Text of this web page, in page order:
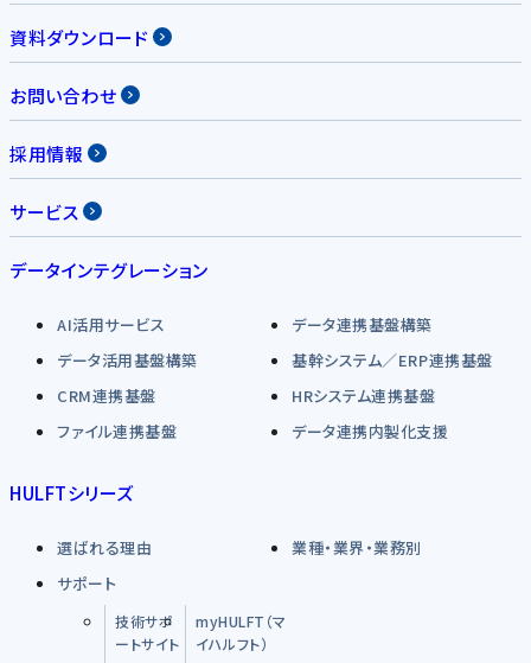
資料ダウンロード
お問い合わせ
採用情報
サービス
データインテグレーション
AI活用サービス
データ連携基盤構築
データ活用基盤構築
基幹システム／ERP連携基盤
CRM連携基盤
HRシステム連携基盤
ファイル連携基盤
データ連携内製化支援
HULFTシリーズ
選ばれる理由
業種・業界・業務別
サポート
技術サポ
ートサイト
myHULFT（マ
イハルフト）